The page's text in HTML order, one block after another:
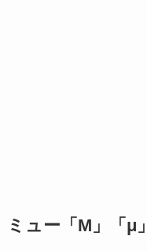
ミュー「Μ」「μ